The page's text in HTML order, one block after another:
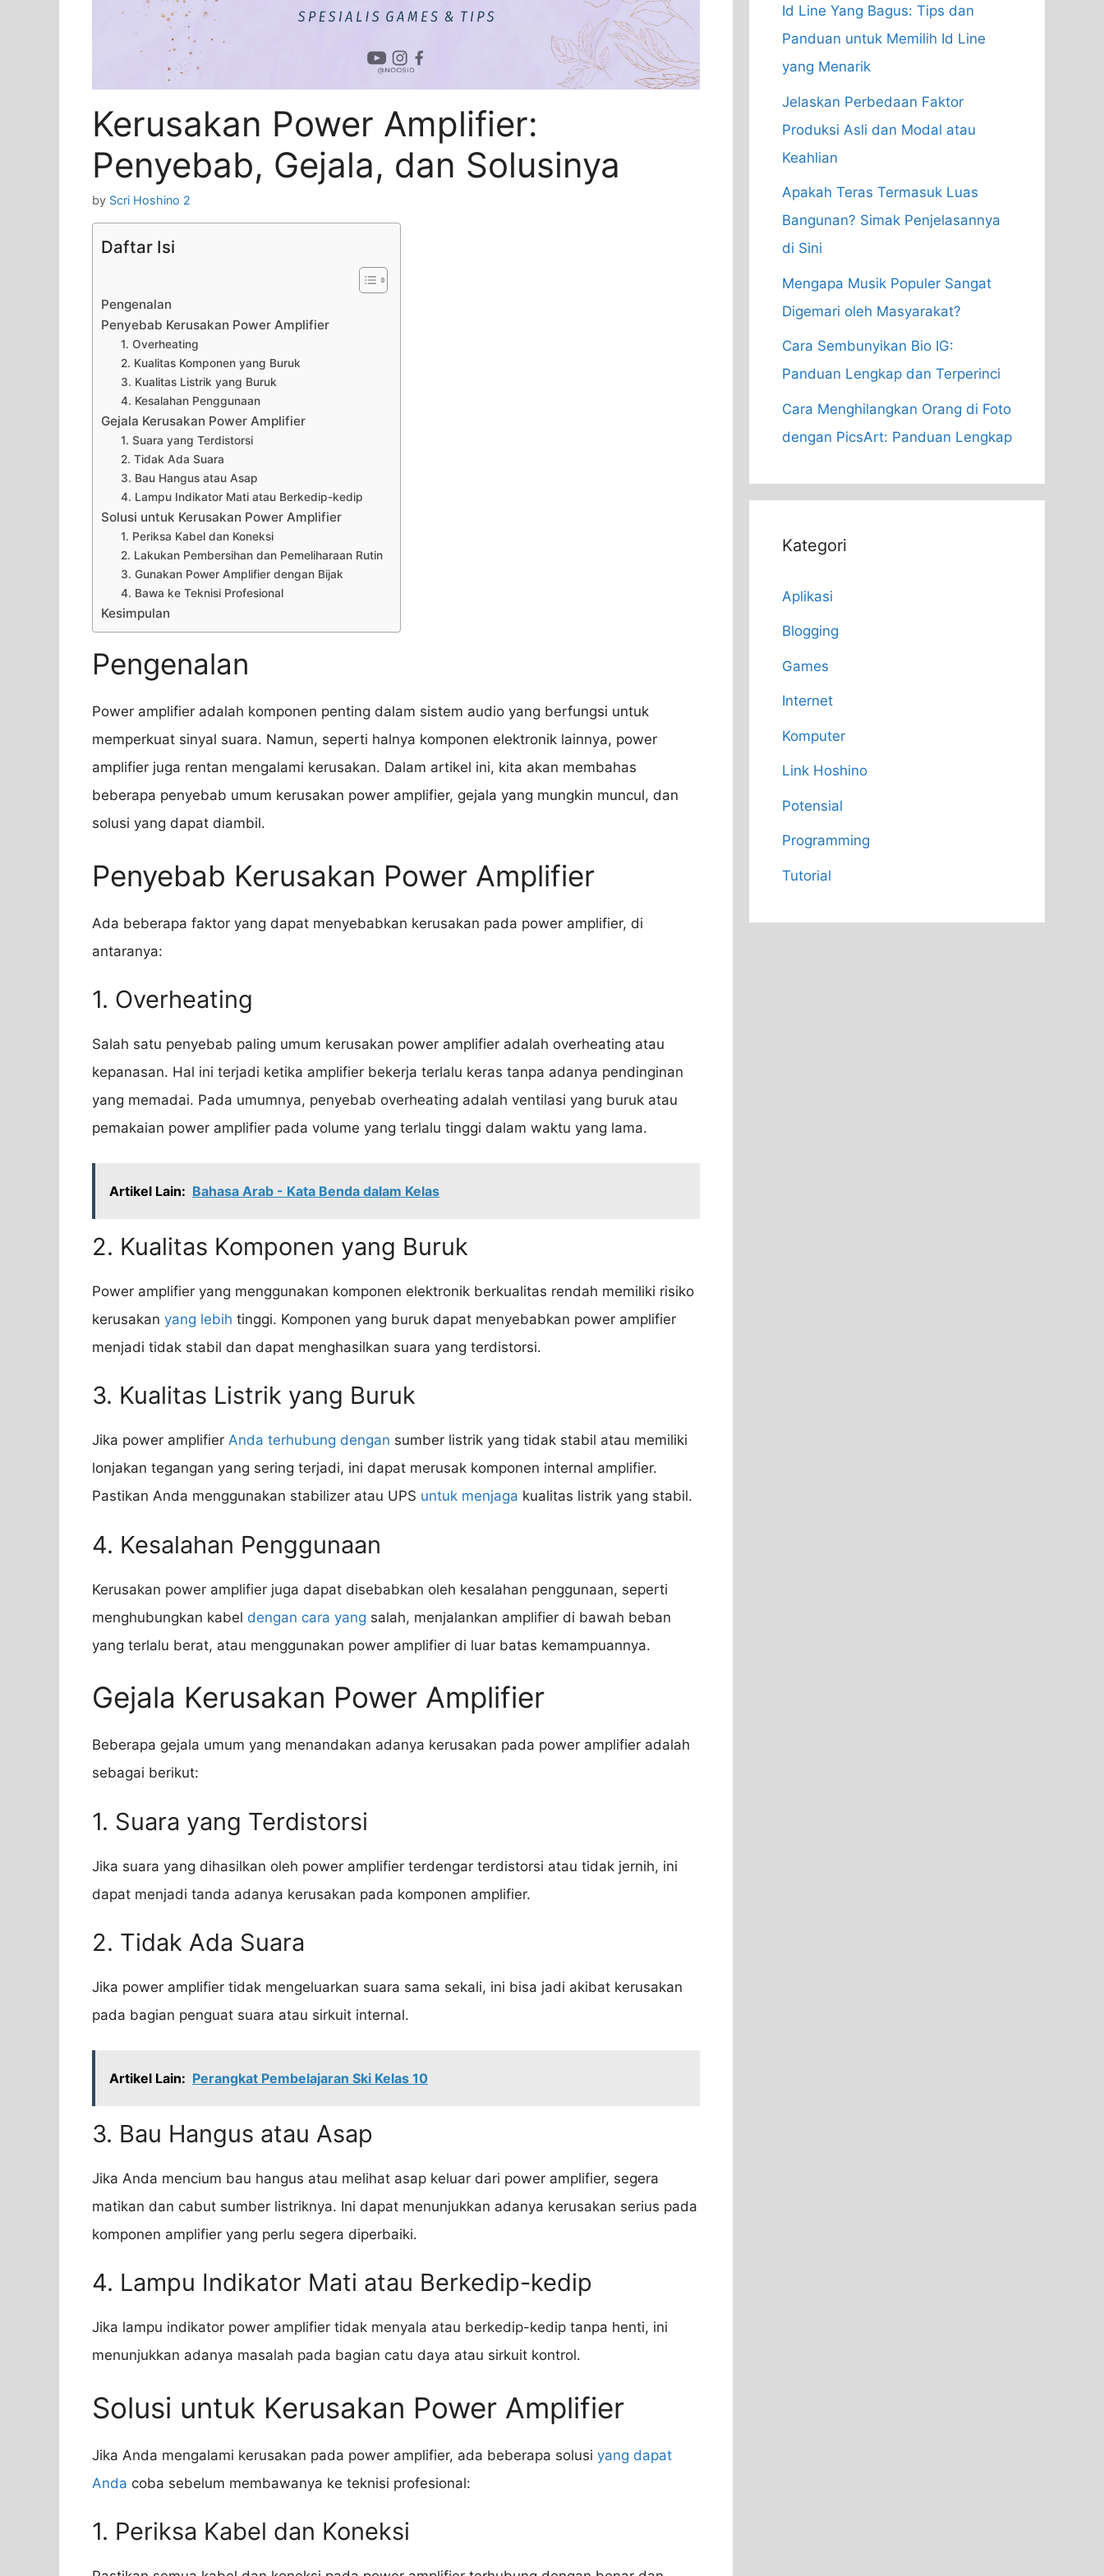
Kerusakan Power Amplifier:
Penyebab, Gejala, dan Solusinya
by Scri Hoshino 2
Daftar Isi
Pengenalan
Penyebab Kerusakan Power Amplifier
1. Overheating
2. Kualitas Komponen yang Buruk
3. Kualitas Listrik yang Buruk
4. Kesalahan Penggunaan
Gejala Kerusakan Power Amplifier
1. Suara yang Terdistorsi
2. Tidak Ada Suara
3. Bau Hangus atau Asap
4. Lampu Indikator Mati atau Berkedip-kedip
Solusi untuk Kerusakan Power Amplifier
1. Periksa Kabel dan Koneksi
2. Lakukan Pembersihan dan Pemeliharaan Rutin
3. Gunakan Power Amplifier dengan Bijak
4. Bawa ke Teknisi Profesional
Kesimpulan
Pengenalan
Power amplifier adalah komponen penting dalam sistem audio yang berfungsi untuk
memperkuat sinyal suara. Namun, seperti halnya komponen elektronik lainnya, power
amplifier juga rentan mengalami kerusakan. Dalam artikel ini, kita akan membahas
beberapa penyebab umum kerusakan power amplifier, gejala yang mungkin muncul, dan
solusi yang dapat diambil.
Penyebab Kerusakan Power Amplifier
Ada beberapa faktor yang dapat menyebabkan kerusakan pada power amplifier, di
antaranya:
1. Overheating
Salah satu penyebab paling umum kerusakan power amplifier adalah overheating atau
kepanasan. Hal ini terjadi ketika amplifier bekerja terlalu keras tanpa adanya pendinginan
yang memadai. Pada umumnya, penyebab overheating adalah ventilasi yang buruk atau
pemakaian power amplifier pada volume yang terlalu tinggi dalam waktu yang lama.
Artikel Lain: Bahasa Arab - Kata Benda dalam Kelas
2. Kualitas Komponen yang Buruk
Power amplifier yang menggunakan komponen elektronik berkualitas rendah memiliki risiko
kerusakan yang lebih tinggi. Komponen yang buruk dapat menyebabkan power amplifier
menjadi tidak stabil dan dapat menghasilkan suara yang terdistorsi.
3. Kualitas Listrik yang Buruk
Jika power amplifier Anda terhubung dengan sumber listrik yang tidak stabil atau memiliki
lonjakan tegangan yang sering terjadi, ini dapat merusak komponen internal amplifier.
Pastikan Anda menggunakan stabilizer atau UPS untuk menjaga kualitas listrik yang stabil.
4. Kesalahan Penggunaan
Kerusakan power amplifier juga dapat disebabkan oleh kesalahan penggunaan, seperti
menghubungkan kabel dengan cara yang salah, menjalankan amplifier di bawah beban
yang terlalu berat, atau menggunakan power amplifier di luar batas kemampuannya.
Gejala Kerusakan Power Amplifier
Beberapa gejala umum yang menandakan adanya kerusakan pada power amplifier adalah
sebagai berikut:
1. Suara yang Terdistorsi
Jika suara yang dihasilkan oleh power amplifier terdengar terdistorsi atau tidak jernih, ini
dapat menjadi tanda adanya kerusakan pada komponen amplifier.
2. Tidak Ada Suara
Jika power amplifier tidak mengeluarkan suara sama sekali, ini bisa jadi akibat kerusakan
pada bagian penguat suara atau sirkuit internal.
Artikel Lain: Perangkat Pembelajaran Ski Kelas 10
3. Bau Hangus atau Asap
Jika Anda mencium bau hangus atau melihat asap keluar dari power amplifier, segera
matikan dan cabut sumber listriknya. Ini dapat menunjukkan adanya kerusakan serius pada
komponen amplifier yang perlu segera diperbaiki.
4. Lampu Indikator Mati atau Berkedip-kedip
Jika lampu indikator power amplifier tidak menyala atau berkedip-kedip tanpa henti, ini
menunjukkan adanya masalah pada bagian catu daya atau sirkuit kontrol.
Solusi untuk Kerusakan Power Amplifier
Jika Anda mengalami kerusakan pada power amplifier, ada beberapa solusi yang dapat
Anda coba sebelum membawanya ke teknisi profesional:
1. Periksa Kabel dan Koneksi
Id Line Yang Bagus: Tips dan
Panduan untuk Memilih Id Line
yang Menarik
Jelaskan Perbedaan Faktor
Produksi Asli dan Modal atau
Keahlian
Apakah Teras Termasuk Luas
Bangunan? Simak Penjelasannya
di Sini
Mengapa Musik Populer Sangat
Digemari oleh Masyarakat?
Cara Sembunyikan Bio IG:
Panduan Lengkap dan Terperinci
Cara Menghilangkan Orang di Foto
dengan PicsArt: Panduan Lengkap
Kategori
Aplikasi
Blogging
Games
Internet
Komputer
Link Hoshino
Potensial
Programming
Tutorial